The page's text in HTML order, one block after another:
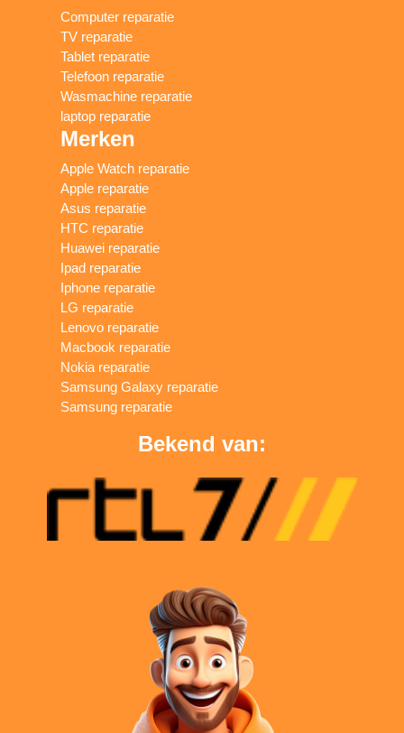
Computer reparatie
TV reparatie
Tablet reparatie
Telefoon reparatie
Wasmachine reparatie
laptop reparatie
Merken
Apple Watch reparatie
Apple reparatie
Asus reparatie
HTC reparatie
Huawei reparatie
Ipad reparatie
Iphone reparatie
LG reparatie
Lenovo reparatie
Macbook reparatie
Nokia reparatie
Samsung Galaxy reparatie
Samsung reparatie
Bekend van: